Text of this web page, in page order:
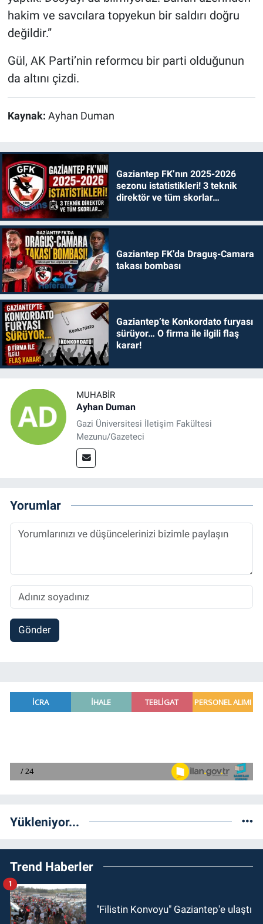
hakim ve savcılara topyekun bir saldırı doğru
değildir.”
Gül, AK Parti’nin reformcu bir parti olduğunun
da altını çizdi.
Kaynak: Ayhan Duman
Gaziantep FK’nın 2025-2026
sezonu istatistikleri! 3 teknik
direktör ve tüm skorlar…
Gaziantep FK’da Draguş-Camara
takası bombası
Gaziantep’te Konkordato furyası
sürüyor… O firma ile ilgili flaş
karar!
MUHABIR
Ayhan Duman
Gazi Üniversitesi İletişim Fakültesi
Mezunu/Gazeteci
Yorumlar
Gönder
Yükleniyor...
Trend Haberler
"Filistin Konvoyu" Gaziantep'e ulaştı
1